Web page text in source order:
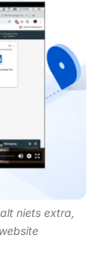
niets extra,